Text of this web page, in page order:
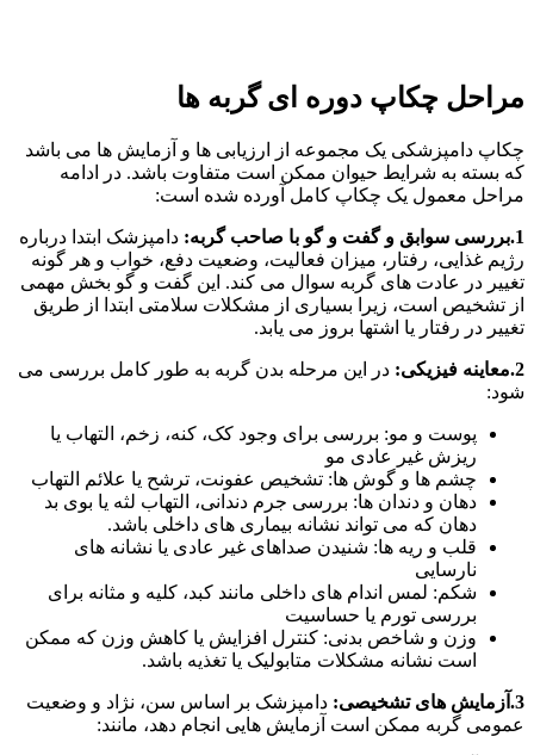
مراحل چکاپ دوره‌ ای گربه‌ ها
چکاپ دامپزشکی یک مجموعه‌ از ارزیابی‌ ها و آزمایش‌ ها می باشد
که بسته به شرایط حیوان ممکن است متفاوت باشد. در ادامه
مراحل معمول یک چکاپ کامل آورده شده است:
1.بررسی سوابق و گفت‌ و گو با صاحب گربه:
دامپزشک ابتدا درباره‌
رژیم غذایی، رفتار، میزان فعالیت، وضعیت دفع، خواب و هر گونه
تغییر در عادت‌ های گربه سوال می‌ کند. این گفت‌ و گو بخش مهمی
از تشخیص است، زیرا بسیاری از مشکلات سلامتی ابتدا از طریق
تغییر در رفتار یا اشتها بروز می‌ یابد.
2.معاینه فیزیکی:
در این مرحله بدن گربه به‌ طور کامل بررسی می‌
شود:
پوست و مو: بررسی برای وجود کک، کنه، زخم، التهاب یا
ریزش غیر عادی مو
چشم‌ ها و گوش‌ ها: تشخیص عفونت، ترشح یا علائم التهاب
دهان و دندان‌ ها: بررسی جرم دندانی، التهاب لثه یا بوی بد
دهان که می‌ تواند نشانه بیماری‌ های داخلی باشد.
قلب و ریه‌ ها: شنیدن صداهای غیر عادی یا نشانه‌ های
نارسایی
شکم: لمس اندام‌ های داخلی مانند کبد، کلیه و مثانه برای
بررسی تورم یا حساسیت
وزن و شاخص بدنی: کنترل افزایش یا کاهش وزن که ممکن
است نشانه‌ مشکلات متابولیک یا تغذیه‌ باشد.
3.آزمایش‌ های تشخیصی:
دامپزشک بر اساس سن، نژاد و وضعیت
عمومی گربه ممکن است آزمایش‌ هایی انجام دهد، مانند: